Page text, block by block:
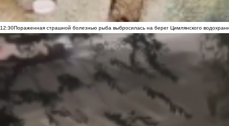
12:30Пораженная страшной болезнью рыба выбросилась на берег Цимлянского